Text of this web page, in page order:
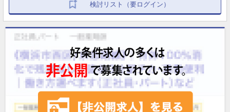
検討リスト（要ログイン）